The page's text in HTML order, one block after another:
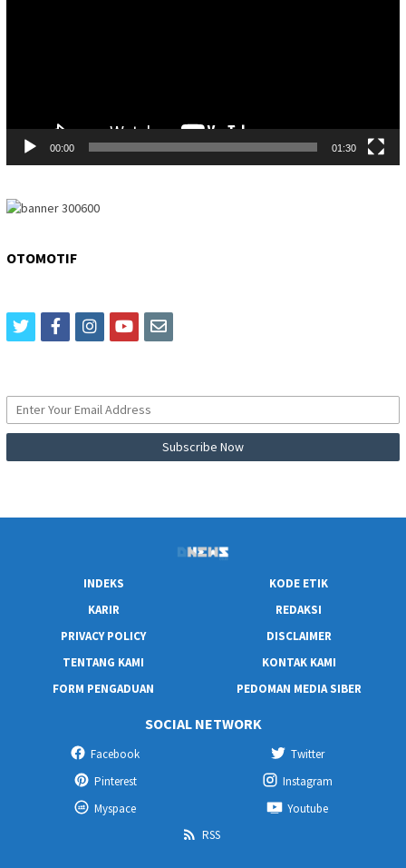
00:00 01:30
OTOMOTIF
twitterfacebookinstagram
youtubeemail
INDEKS
KODE ETIK
KARIR
REDAKSI
PRIVACY POLICY
DISCLAIMER
TENTANG KAMI
KONTAK KAMI
FORM PENGADUAN
PEDOMAN MEDIA SIBER
SOCIAL NETWORK
Facebook
Twitter
Pinterest
Instagram
Myspace
Youtube
RSS